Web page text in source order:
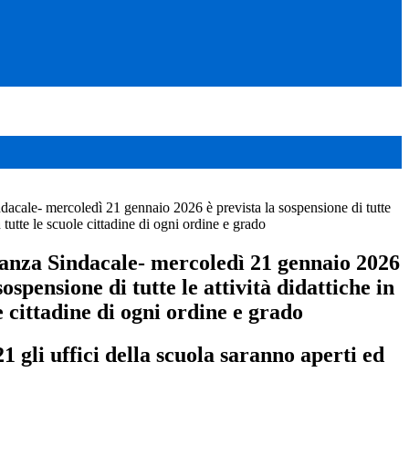
mercoledì 21 gennaio 2026 è prevista la sospensione di tutte
le scuole cittadine di ogni ordine e grado
Sindacale- mercoledì 21 gennaio 2026
di tutte le attività didattiche in
cittadine di ogni ordine e grado
gli uffici della scuola saranno aperti ed